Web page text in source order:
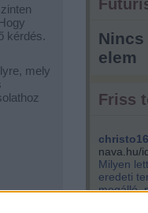
kérdés.
mely
elem
Friss
nava.hu/
Milyen
eredeti
megálló,